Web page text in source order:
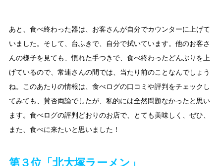
あと、食べ終わった器は、お客さんが自分でカウンターに上げて
いました。そして、台ふきで、自分で拭いています。他のお客さ
んの様子を見ても、慣れた手つきで、食べ終わったどんぶりを上
げているので、常連さんの間では、当たり前のことなんでしょう
ね。このあたりの情報は、食べログの口コミや評判をチェックし
てみても、賛否両論でしたが、私的には全然問題なかったと思い
ます。食べログの評判どおりのお店で、とても美味しく、ぜひ、
また、食べに来たいと思いました！
第３位「北大塚ラーメン」